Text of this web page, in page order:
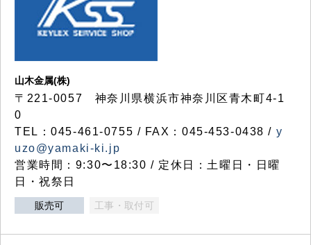
山木金属(株)
〒221-0057 神奈川県横浜市神奈川区青木町4-1
0
TEL：045-461-0755 / FAX：045-453-0438 / y
uzo@yamaki-ki.jp
営業時間：9:30〜18:30 / 定休日：土曜日・日曜
日・祝祭日
販売可 工事・取付可